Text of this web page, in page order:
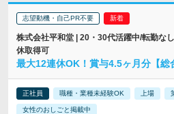
志望動機・自己PR不要
株式会社平和堂 | 20・30代活躍中/転勤な
休取得可
最大12連休OK！賞与4.5ヶ月分【
正社員 職種・業種未経験OK 上場
女性のおしごと掲載中